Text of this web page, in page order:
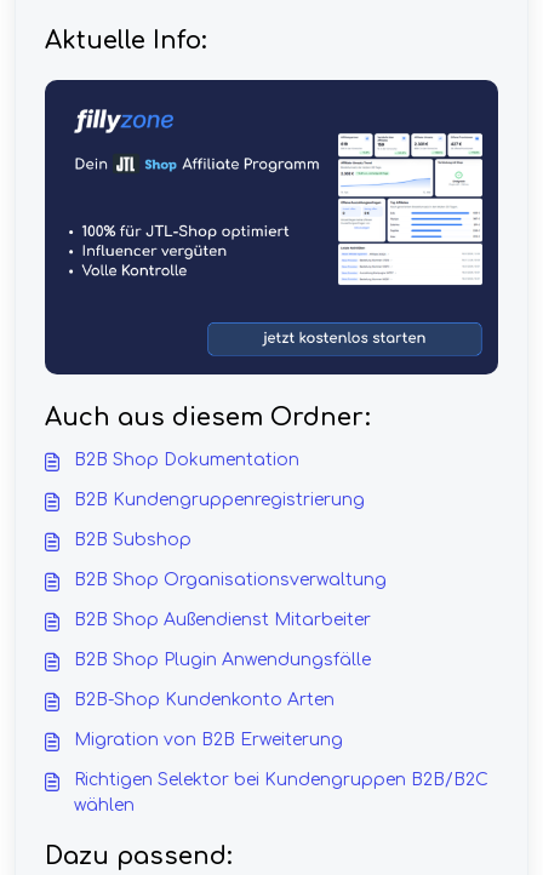
Aktuelle Info:
Auch aus diesem Ordner:
B2B Shop Dokumentation
B2B Kundengruppenregistrierung
B2B Subshop
B2B Shop Organisationsverwaltung
B2B Shop Außendienst Mitarbeiter
B2B Shop Plugin Anwendungsfälle
B2B-Shop Kundenkonto Arten
Migration von B2B Erweiterung
Richtigen Selektor bei Kundengruppen B2B/B2C
wählen
Dazu passend: